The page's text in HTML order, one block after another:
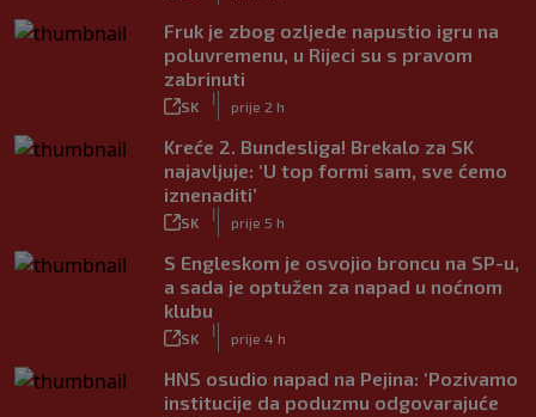
Fruk je zbog ozljede napustio igru na
poluvremenu, u Rijeci su s pravom
zabrinuti
SK
|
prije 2 h
Kreće 2. Bundesliga! Brekalo za SK
najavljuje: ‘U top formi sam, sve ćemo
iznenaditi’
SK
|
prije 5 h
S Engleskom je osvojio broncu na SP-u,
a sada je optužen za napad u noćnom
klubu
SK
|
prije 4 h
HNS osudio napad na Pejina: ‘Pozivamo
institucije da poduzmu odgovarajuće